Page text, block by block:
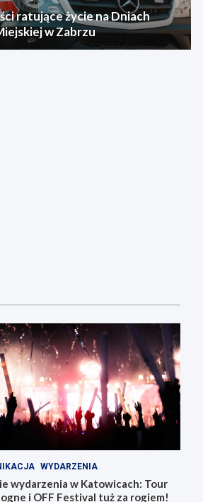
ratujące życie na Dniach
w Zabrzu
WYDARZENIA
wydarzenia w Katowicach: Tour
i OFF Festival tuż za rogiem!